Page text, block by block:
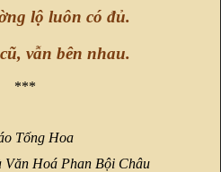
lộ luôn có đủ.
vẫn bên nhau.
***
Tống Hoa
Văn Hoá Phan Bội Châu